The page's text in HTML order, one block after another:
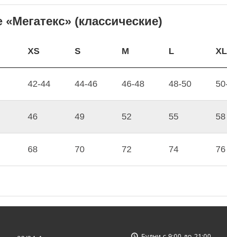
(классические)
XS S M L XL
42-44 44-46 46-48 48-50
46 49 52 55 58
68 70 72 74 76